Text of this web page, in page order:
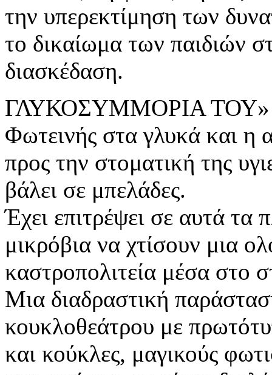
την υπερεκτίμηση των
το δικαίωμα των παιδιών
διασκέδαση.
ΓΛΥΚΟΣΥΜΜΟΡΙΑ ΤΟΥ»
Φωτεινής στα γλυκά και η
προς την στοματική της
βάλει σε μπελάδες.
Έχει επιτρέψει σε αυτά τα
μικρόβια να χτίσουν μια
καστροπολιτεία μέσα στο
Μια διαδραστική
κουκλοθεάτρου με
και κούκλες, μαγικούς